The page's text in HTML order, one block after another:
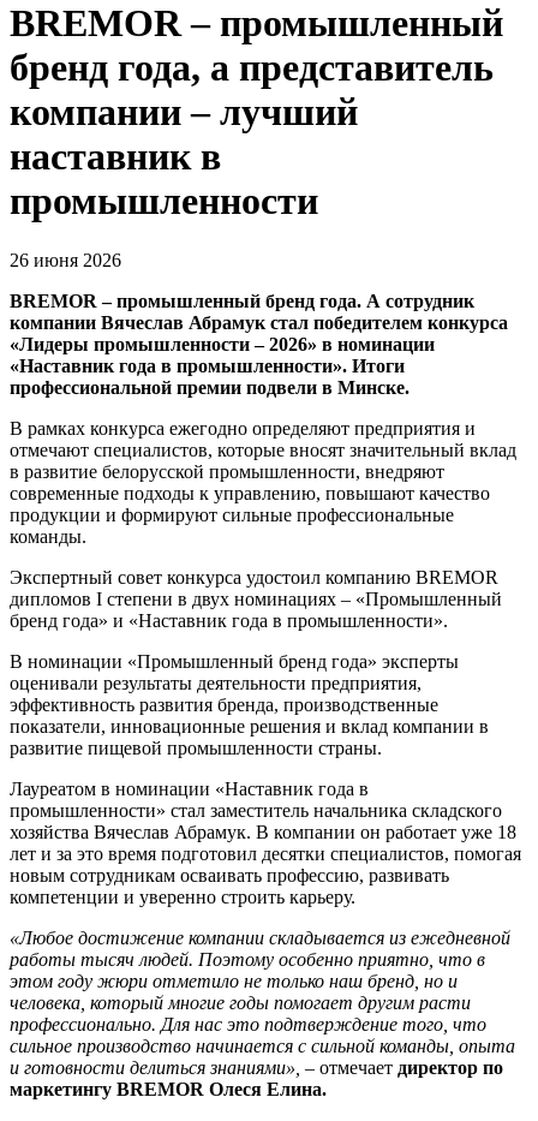
BREMOR – промышленный
бренд года, а представитель
компании – лучший
наставник в
промышленности
26 июня 2026
BREMOR – промышленный бренд года. А сотрудник
компании Вячеслав Абрамук стал победителем конкурса
«Лидеры промышленности – 2026» в номинации
«Наставник года в промышленности». Итоги
профессиональной премии подвели в Минске.
В рамках конкурса ежегодно определяют предприятия и
отмечают специалистов, которые вносят значительный вклад
в развитие белорусской промышленности, внедряют
современные подходы к управлению, повышают качество
продукции и формируют сильные профессиональные
команды.
Экспертный совет конкурса удостоил компанию BREMOR
дипломов I степени в двух номинациях – «Промышленный
бренд года» и «Наставник года в промышленности».
В номинации «Промышленный бренд года» эксперты
оценивали результаты деятельности предприятия,
эффективность развития бренда, производственные
показатели, инновационные решения и вклад компании в
развитие пищевой промышленности страны.
Лауреатом в номинации «Наставник года в
промышленности» стал заместитель начальника складского
хозяйства Вячеслав Абрамук. В компании он работает уже 18
лет и за это время подготовил десятки специалистов, помогая
новым сотрудникам осваивать профессию, развивать
компетенции и уверенно строить карьеру.
«Любое достижение компании складывается из ежедневной
работы тысяч людей. Поэтому особенно приятно, что в
этом году жюри отметило не только наш бренд, но и
человека, который многие годы помогает другим расти
профессионально. Для нас это подтверждение того, что
сильное производство начинается с сильной команды, опыта
и готовности делиться знаниями», – отмечает директор по
маркетингу BREMOR Олеся Елина.